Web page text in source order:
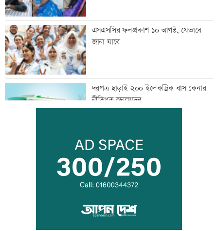
এসএসসির ফলপ্রকাশ ১০ আগস্ট, যেভাবে
জানা যাবে
দরপত্র ছাড়াই ২০০ ইলেকট্রিক বাস কেনার
নীতিগত অনুমোদন
তনু হত্যার আসামি সাবেক সেনাসদস্য
হাফিজুরকে আত্মসমর্পণের নির্দেশ
দুদকের মামলায় ঢাকা ব্যাংকের ৪ কর্মকর্তার
কারাদণ্ড